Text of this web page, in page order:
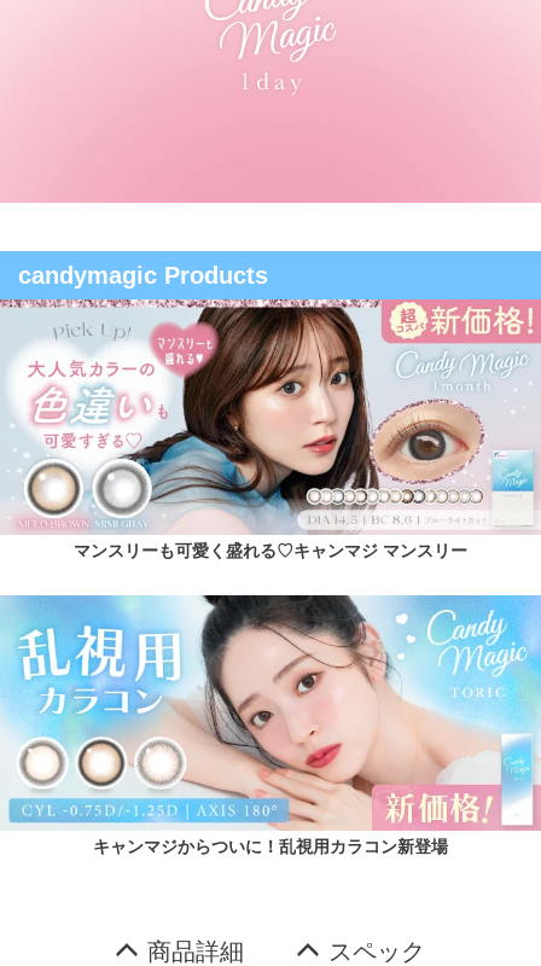
candymagic Products
マンスリーも可愛く盛れる♡キャンマジ マンスリー
キャンマジからついに！乱視用カラコン新登場
商品詳細 スペック